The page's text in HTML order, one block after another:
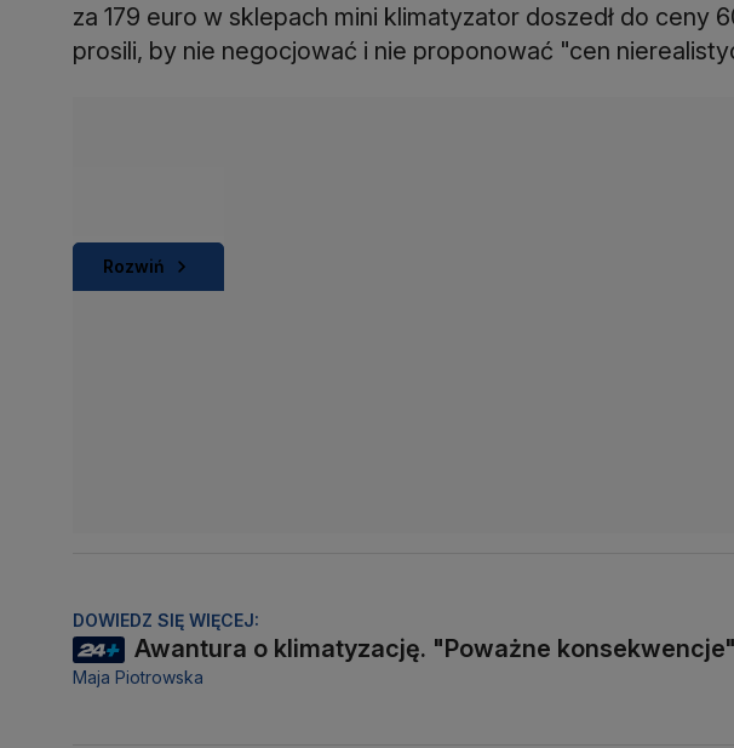
za 179 euro w sklepach mini klimatyzator doszedł do ceny
prosili, by nie negocjować i nie proponować "cen
Rozwiń
DOWIEDZ SIĘ WIĘCEJ:
Awantura o klimatyzację. "Poważne konsekwencje"
Maja Piotrowska